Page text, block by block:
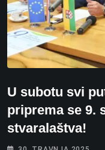
U subotu svi
priprema se 9.
stvaralaštva!